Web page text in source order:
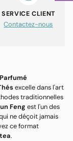
SERVICE CLIENT
Contactez-nous
excelle dans l'art
traditionnelles
Feng est l'un des
ne déçoit jamais
ce format
.